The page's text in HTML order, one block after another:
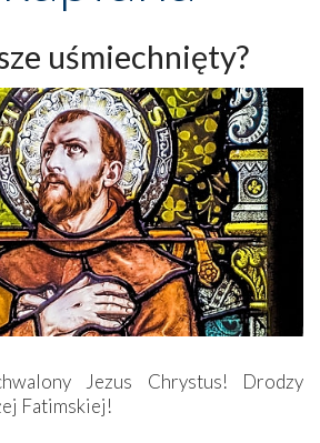
uśmiechnięty?
Jezus Chrystus! Drodzy
Fatimskiej!